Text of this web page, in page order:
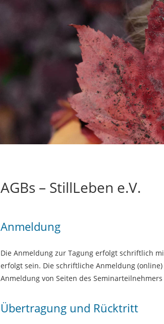
AGBs – StillLeben e.V.
Anmeldung
Die Anmeldung zur Tagung erfolgt schriftlich
erfolgt sein. Die schriftliche Anmeldung
Anmeldung von Seiten des
Übertragung und Rücktritt